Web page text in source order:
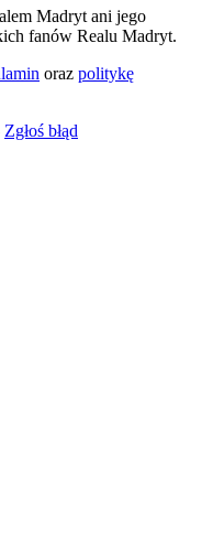
Madryt ani jego
fanów Realu Madryt.
oraz politykę
Zgłoś błąd